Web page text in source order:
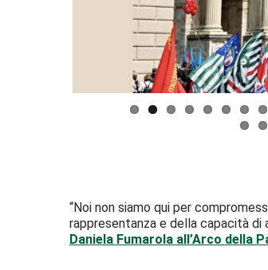
“Noi non siamo qui per
rappresentanza e della capacità di
Daniela Fumarola all’Arco della